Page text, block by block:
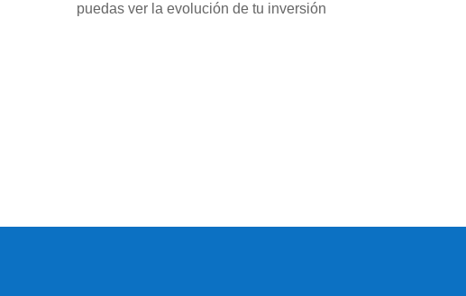
puedas ver la evolución de tu inversión